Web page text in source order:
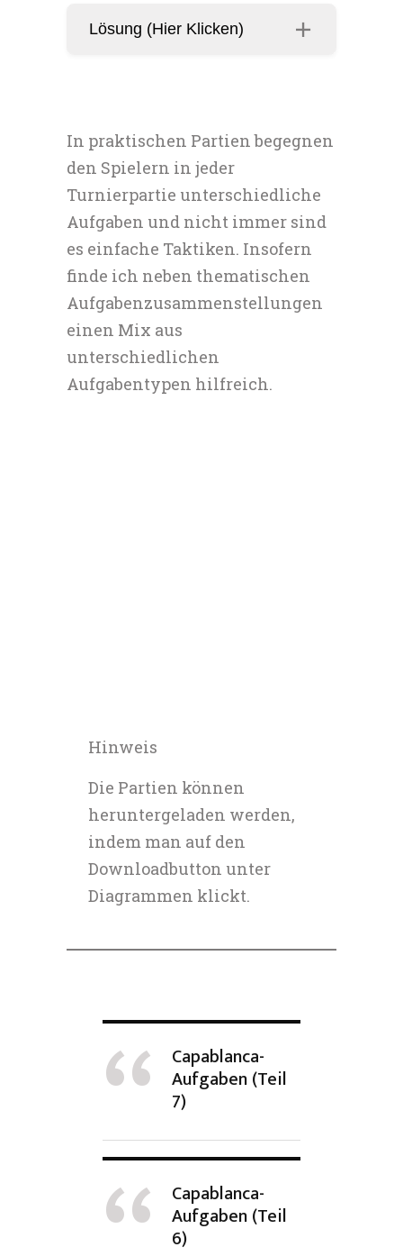
Lösung (Hier Klicken)
In praktischen Partien begegnen
den Spielern in jeder
Turnierpartie unterschiedliche
Aufgaben und nicht immer sind
es einfache Taktiken. Insofern
finde ich neben thematischen
Aufgabenzusammenstellungen
einen Mix aus
unterschiedlichen
Aufgabentypen hilfreich.
Hinweis
Die Partien können
heruntergeladen werden,
indem man auf den
Downloadbutton unter
Diagrammen klickt.
Capablanca-
Aufgaben (Teil
7)
Capablanca-
Aufgaben (Teil
6)